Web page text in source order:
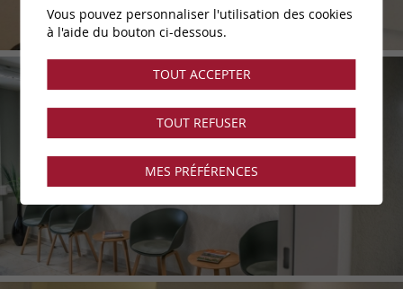
Vous pouvez personnaliser l'utilisation des cookies
à l'aide du bouton ci-dessous.
TOUT ACCEPTER
TOUT REFUSER
MES PRÉFÉRENCES